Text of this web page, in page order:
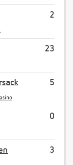
2
23
5
0
3